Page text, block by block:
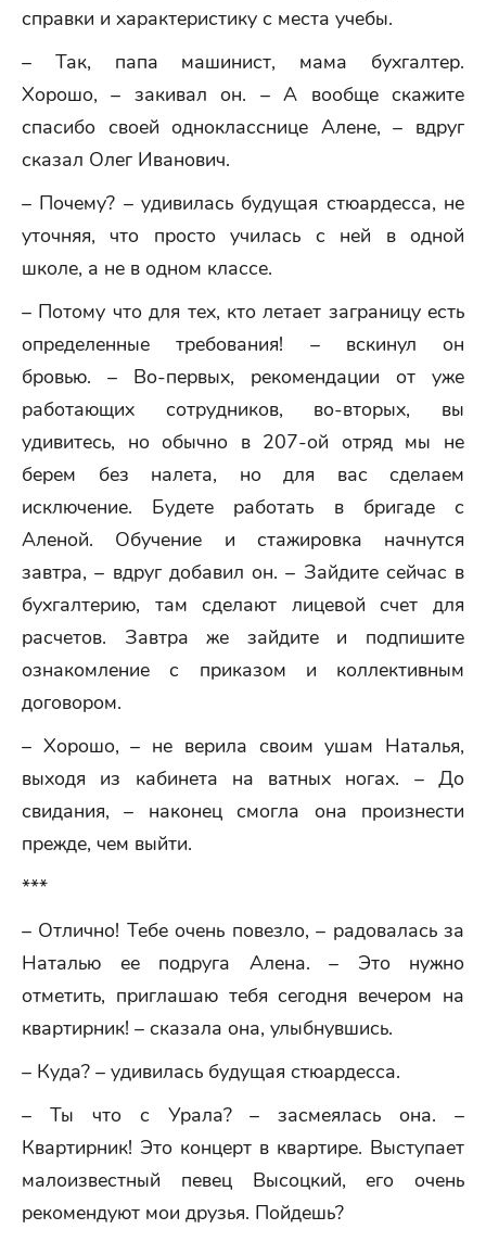
справки и характеристику с места учебы.
– Так, папа машинист, мама бухгалтер.
Хорошо, – закивал он. – А вообще скажите
спасибо своей однокласснице Алене, – вдруг
сказал Олег Иванович.
– Почему? – удивилась будущая стюардесса, не
уточняя, что просто училась с ней в одной
школе, а не в одном классе.
– Потому что для тех, кто летает заграницу есть
определенные требования! – вскинул он
бровью. – Во-первых, рекомендации от уже
работающих сотрудников, во-вторых, вы
удивитесь, но обычно в 207-ой отряд мы не
берем без налета, но для вас сделаем
исключение. Будете работать в бригаде с
Аленой. Обучение и стажировка начнутся
завтра, – вдруг добавил он. – Зайдите сейчас в
бухгалтерию, там сделают лицевой счет для
расчетов. Завтра же зайдите и подпишите
ознакомление с приказом и коллективным
договором.
– Хорошо, – не верила своим ушам Наталья,
выходя из кабинета на ватных ногах. – До
свидания, – наконец смогла она произнести
прежде, чем выйти.
***
– Отлично! Тебе очень повезло, – радовалась за
Наталью ее подруга Алена. – Это нужно
отметить, приглашаю тебя сегодня вечером на
квартирник! – сказала она, улыбнувшись.
– Куда? – удивилась будущая стюардесса.
– Ты что с Урала? – засмеялась она. –
Квартирник! Это концерт в квартире. Выступает
малоизвестный певец Высоцкий, его очень
рекомендуют мои друзья. Пойдешь?